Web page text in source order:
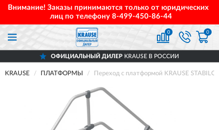
Внимание! Заказы принимаются только от юридических
лиц по телефону 8-499-450-86-44
0 0
ОФИЦИАЛЬНЫЙ ДИЛЕРKRAUSE В РОССИИ
KRAUSE ПЛАТФОРМЫ Переход с платформой KRAUSE